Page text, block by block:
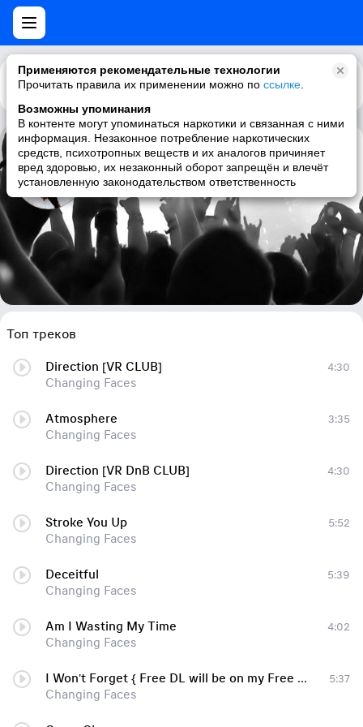
Применяются рекомендательные технологии
Прочитать правила их применении можно по ссылке
Возможны упоминания
В контенте могут упоминаться наркотики и связанная с ними
информация. Незаконное потребление наркотических
средств, психотропных веществ и их аналогов причиняет
вред здоровью, их незаконный оборот запрещён и влечёт
установленную законодательством ответственность
Каталог Рекомендации
Changing Faces
rnb, 90s, female vocalists, soul
Топ треков
Direction [VR CLUB]
Changing Faces
4:30
Atmosphere
Changing Faces
3:35
Direction [VR DnB CLUB]
Changing Faces
4:30
Stroke You Up
Changing Faces
5:52
Deceitful
Changing Faces
5:39
Am I Wasting My Time
Changing Faces
4:02
I Won't Forget { Free DL will be on my Free EP - read the description )
Changing Faces
5:37